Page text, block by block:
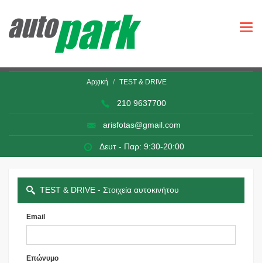
Αρχική TEST & DRIVE
210 9637700
arisfotas@gmail.com
Δευτ - Παρ: 9:30-20:00
TEST & DRIVE - Στοιχεία αυτοκινήτου
Email
Επώνυμο